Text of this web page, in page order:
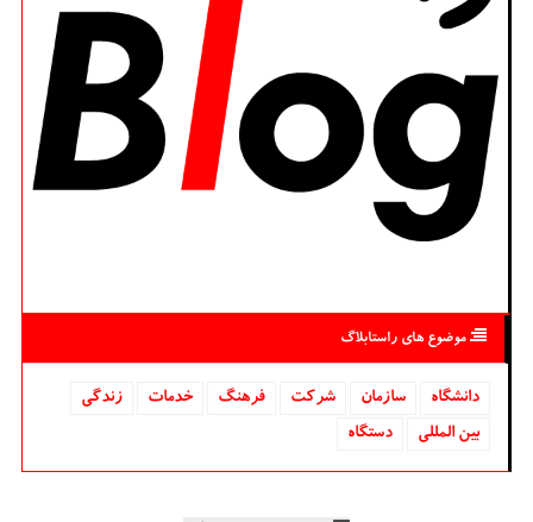
موضوع های راستابلاگ
دانشگاه‌ سازمان شركت فرهنگ خدمات
زندگی
بین المللی
دستگاه